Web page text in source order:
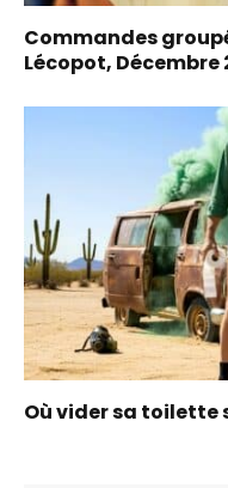
Commandes
Lécopot, Décembre
Où vider sa toilette